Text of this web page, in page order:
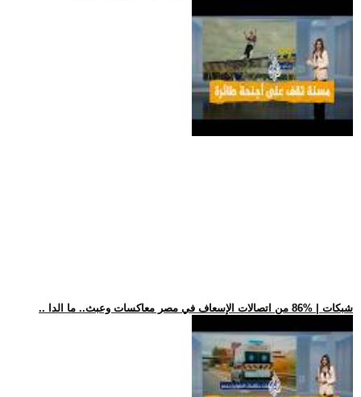
.. شبكات | %86 من اتصالات الإسعاف في مصر معاكسات وعبث.. ما الدا